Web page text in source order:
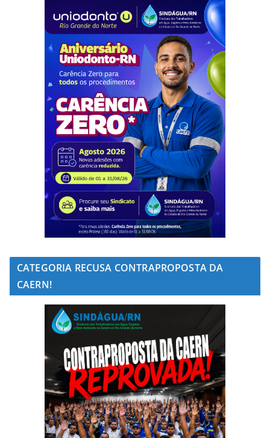
CATEGORIA RECUSA CONTRAPROPOSTA DA
CAERN!